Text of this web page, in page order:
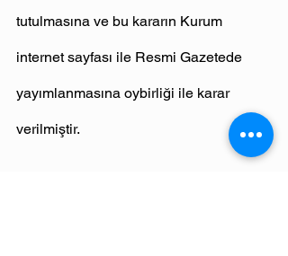
tutulmasına ve bu kararın Kurum
internet sayfası ile Resmi Gazetede
yayımlanmasına oybirliği ile karar
verilmiştir.